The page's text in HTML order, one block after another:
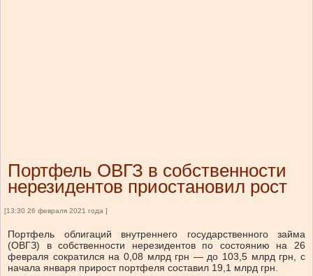
Портфель ОВГЗ в собственности
нерезидентов приостановил рост
[13:30 26 февраля 2021 года ]
Портфель облигаций внутреннего государственного займа
(ОВГЗ) в собственности нерезидентов по состоянию на 26
февраля сократился на 0,08 млрд грн — до 103,5 млрд грн, с
начала января прирост портфеля составил 19,1 млрд грн.